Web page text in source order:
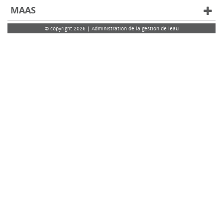
MAAS
© copyright 2026 | Administration de la gestion de leau